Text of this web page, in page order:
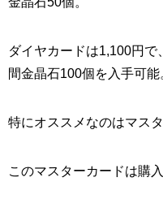
ダイヤカードは1,100円で
間金晶石100個を入手可能
特にオススメなのはマスタ
このマスターカードは購